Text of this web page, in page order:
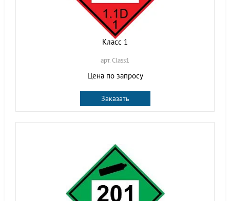
Класс 1
арт. Class1
Цена по запросу
Заказать